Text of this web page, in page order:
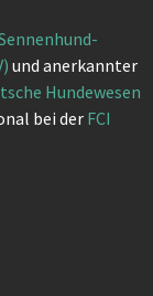
und anerkannter
Hundewesen
bei der FCI